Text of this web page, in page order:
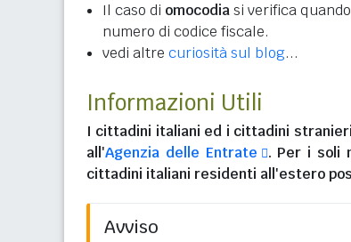
Il caso di omocodiasi verifica
numero di codice fiscale.
vedi altre curiosità sul blog...
Informazioni Utili
I cittadini italiani ed i cittadini
all'Agenzia delle Entrate
. Per i soli
cittadini italiani residenti all'estero
Avviso